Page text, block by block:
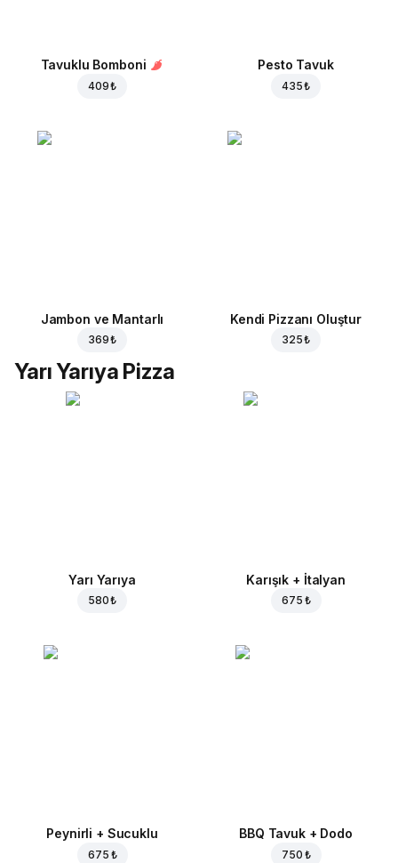
Tavuklu Bomboni
409 ₺
Pesto Tavuk
435 ₺
Jambon ve Mantarlı
369 ₺
Kendi Pizzanı Oluştur
325 ₺
Yarı Yarıya Pizza
Yarı Yarıya
580 ₺
Karışık + İtalyan
675 ₺
Peynirli + Sucuklu
675 ₺
BBQ Tavuk + Dodo
750 ₺